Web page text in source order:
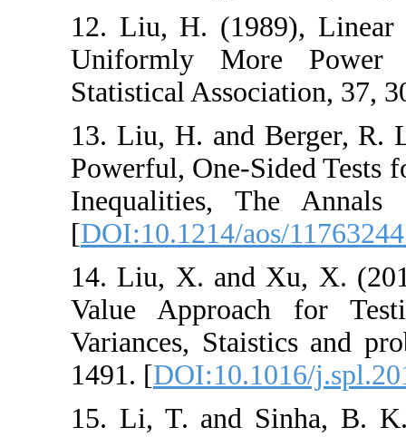
12. ‎Liu‎, ‎H‎.
Uniformly
Statistical
13. ‎Liu‎, ‎H‎. ‎and
Powerful‎, One-
Inequalities,
[DOI:10.1214/
14. ‎Liu‎, ‎X‎. ‎and
Value
Variances‎,
1491‎. [
15. ‎Li‎, ‎T‎. ‎and